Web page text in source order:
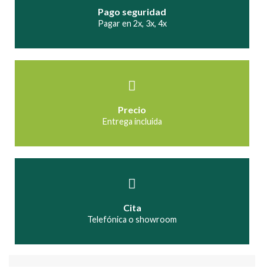
Pago seguridad
Pagar en 2x, 3x, 4x
Precio
Entrega incluida
Cita
Telefónica o showroom